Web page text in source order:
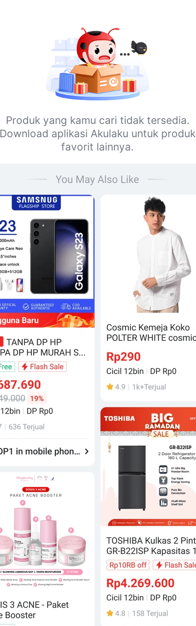
Produk yang kamu cari tidak tersedia.
Download aplikasi Akulaku untuk produk
favorit lainnya.